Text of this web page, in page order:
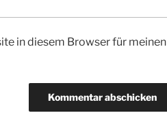
in diesem Browser für meinen